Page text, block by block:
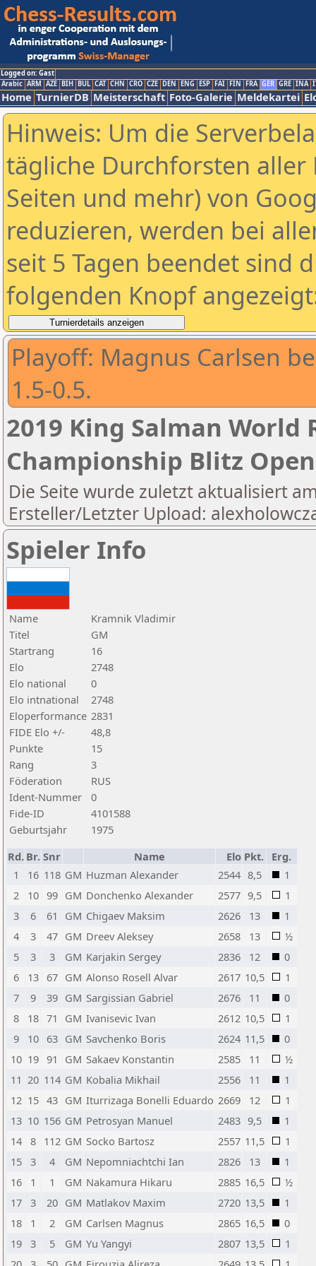
Logged on: Gast
Arabic ARM AZE BIH BUL CAT CHN CRO CZE DEN ENG ESP FAI FIN FRA GER GRE INA
Home TurnierDB Meisterschaft Foto-Galerie Meldekartei
Hinweis: Um die
tägliche Durchforsten aller
Seiten und mehr) von
reduzieren, werden bei
seit 5 Tagen beendet sind
folgenden Knopf
Playoff: Magnus Carlsen
1.5-0.5.
2019 King Salman World
Championship Blitz Open
Die Seite wurde zuletzt aktualisiert
Ersteller/Letzter Upload:
Spieler Info
Name
Kramnik Vladimir
Titel
GM
Startrang
16
Elo
2748
Elo national
0
Elo intnational
2748
Eloperformance 2831
FIDE Elo +/-
48,8
Punkte
15
Rang
3
Föderation
RUS
Ident-Nummer
0
Fide-ID
4101588
Geburtsjahr
1975
Rd. Br. Snr Name Elo Pkt. Erg.
1
16 118 GM Huzman Alexander 2544 8,5
1
2
10 99 GM Donchenko Alexander 2577 9,5
1
3
6 61 GM Chigaev Maksim 2626 13
1
4
3 47 GM Dreev Aleksey 2658 13
½
5
3 3 GM Karjakin Sergey 2836 12
0
6
13 67 GM Alonso Rosell Alvar 2617 10,5
1
7
9 39 GM Sargissian Gabriel 2676 11
0
8
18 71 GM Ivanisevic Ivan 2612 10,5
1
9
10 63 GM Savchenko Boris 2624 11,5
0
10 19 91 GM Sakaev Konstantin 2585 11
½
11 20 114 GM Kobalia Mikhail 2556 11
1
12 15 43 GM Iturrizaga Bonelli Eduardo 2669 12
1
13 10 156 GM Petrosyan Manuel 2483 9,5
1
14
8 112 GM Socko Bartosz 2557 11,5
1
15
3 4 GM Nepomniachtchi Ian 2826 13
1
16
1 1 GM Nakamura Hikaru 2885 16,5
½
17
3 20 GM Matlakov Maxim 2720 13,5
1
18
1 2 GM Carlsen Magnus 2865 16,5
0
19
3 5 GM Yu Yangyi 2807 13,5
1